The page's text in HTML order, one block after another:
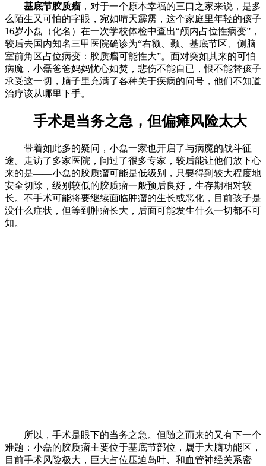
基底节胶质瘤 ，对于一个原本幸福的三口之家来说，是多
么陌生又可怕的字眼，宛如晴天霹雳，这个家庭里年轻的孩子
16岁小磊（化名）在一次学校体检中查出“颅内占位性病变”，
较后去国内知名三甲医院确诊为“右额、颞、基底节区、侧脑
室前角区占位病变：胶质瘤可能性大”。面对突如其来的可怕
病魔，小磊爸爸妈妈忧心如焚，悲伤不能自已，恨不能替孩子
承受这一切，脑子里充满了各种关于疾病的问号，他们不知道
治疗该从哪里下手。
手术是当务之急，但偏瘫风险太大
带着如此多的疑问，小磊一家也开启了与病魔的战斗征
途。走访了多家医院，问过了很多专家，较后能让他们放下心
来的是——小磊的胶质瘤可能是低级别，只要得到较大程度地
安全切除，级别较低的胶质瘤一般预后良好，生存期相对较
长。不手术可能将要继续面临肿瘤的生长或恶化，目前孩子是
没什么症状，但等到肿瘤长大，后面可能发生什么一切都不可
知。
所以，手术是眼下的当务之急。但随之而来的又有下一个
难题：小磊的胶质瘤主要位于基底节部位，属于大脑功能区，
目前手术风险极大，巨大占位压迫岛叶、和血管神经关系密